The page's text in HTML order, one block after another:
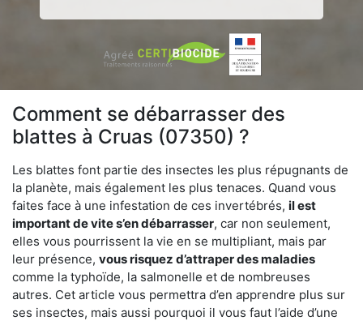
Comment se débarrasser des
blattes à Cruas (07350) ?
Les blattes font partie des insectes les plus répugnants de
la planète, mais également les plus tenaces. Quand vous
faites face à une infestation de ces invertébrés, il est
important de vite s’en débarrasser, car non seulement,
elles vous pourrissent la vie en se multipliant, mais par
leur présence, vous risquez d’attraper des maladies
comme la typhoïde, la salmonelle et de nombreuses
autres. Cet article vous permettra d’en apprendre plus sur
ses insectes, mais aussi pourquoi il vous faut l’aide d’une